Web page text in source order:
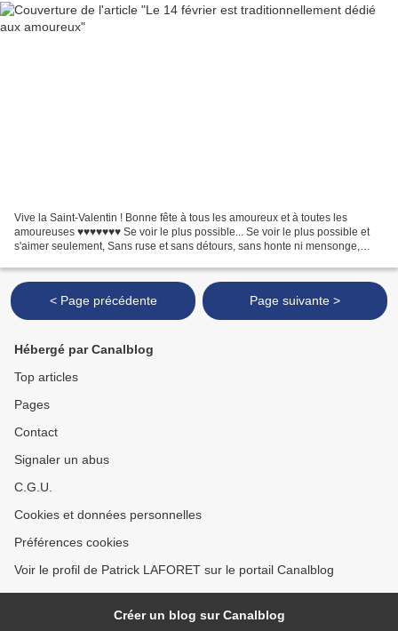
Vive la Saint-Valentin ! Bonne fête à tous les amoureux et à toutes les
amoureuses ♥♥♥♥♥♥♥ Se voir le plus possible... Se voir le plus possible et
s'aimer seulement, Sans ruse et sans détours, sans honte ni mensonge,
< Page précédente Page suivante >
Hébergé par Canalblog
Top articles
Pages
Contact
Signaler un abus
C.G.U.
Cookies et données personnelles
Préférences cookies
Voir le profil de Patrick LAFORET sur le portail Canalblog
Créer un blog sur Canalblog